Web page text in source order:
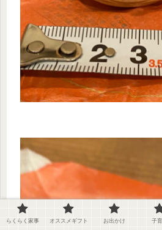
らくらく家事 オススメギフト お出かけ 子